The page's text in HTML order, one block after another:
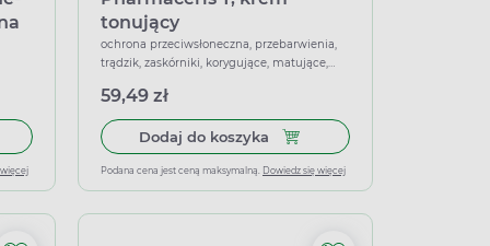
redukujący niedoskonałości i zaskórniki, 40 ml
do koszyka Pharmaceris T Medi Acne-Pointgel, żel punktowy
tonujący
przeciwtrądzikowy, SPF 30,
light, 30 ml
ochrona przeciwsłoneczna, przebarwienia,
trądzik, zaskórniki, korygujące, matujące,
łagodzące
59,49 zł
Dodaj do koszyka Dodaj do koszyka
Podana cena jest ceną maksymalną. Dowiedz się więcej